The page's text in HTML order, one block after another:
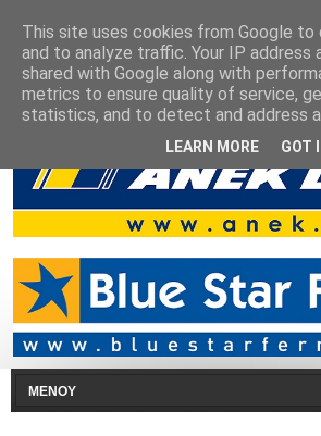
This site uses cookies from Google to
and to analyze traffic. Your IP address
shared with Google along with
metrics to ensure quality of service,
statistics, and to detect and address
LEARN MORE GOT